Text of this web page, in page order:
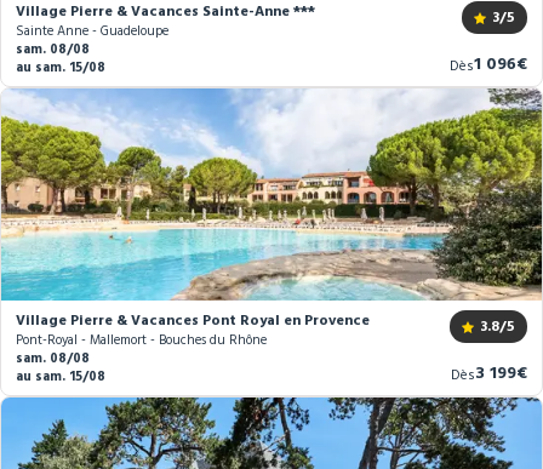
Village Pierre & Vacances Sainte-Anne ***
Sainte Anne - Guadeloupe
3/5
sam. 08/08
au sam. 15/08
DèsNouveau
prix
1 096€
Village Pierre & Vacances Pont Royal en Provence
Pont-Royal - Mallemort - Bouches du Rhône
3.8/5
sam. 08/08
au sam. 15/08
Dès
prix
3 199€